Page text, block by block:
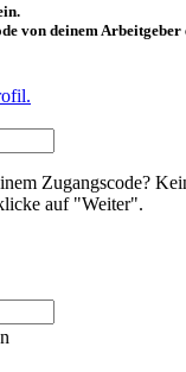
von deinem
Zugangscode?
auf "Weiter".